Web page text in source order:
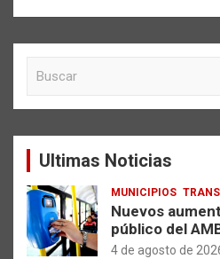
a
Ultimas Noticias
MUNICIPIOS
Nuevos
público del
4 de agosto de